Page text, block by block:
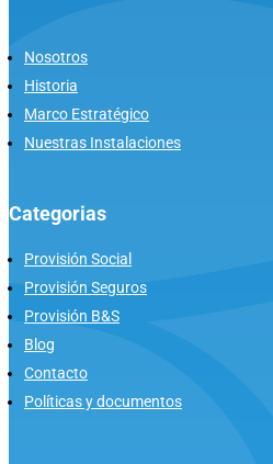
Nosotros
Historia
Marco Estratégico
Nuestras Instalaciones
Categorias
Provisión Social
Provisión Seguros
Provisión B&S
Blog
Contacto
Políticas y documentos